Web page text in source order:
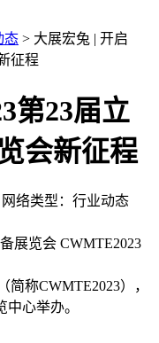
态 > 大展宏兔 | 开启
征程
第23届立
会新征程
络类型： 行业动态
展览会 CWMTE2023
简称CWMTE2023），
心举办。